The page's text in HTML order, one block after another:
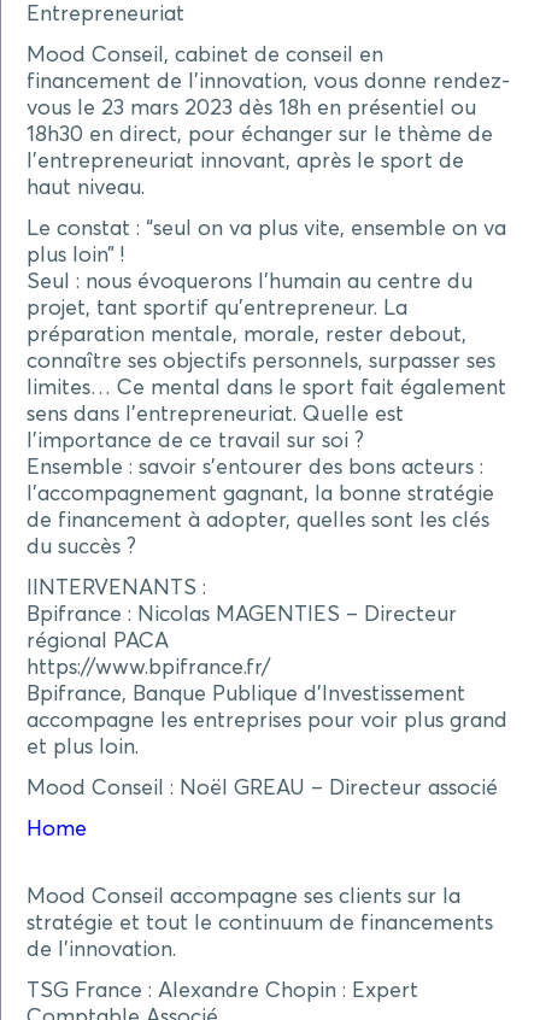
Entrepreneuriat
Mood Conseil, cabinet de conseil en
financement de l’innovation, vous donne rendez-
vous le 23 mars 2023 dès 18h en présentiel ou
18h30 en direct, pour échanger sur le thème de
l’entrepreneuriat innovant, après le sport de
haut niveau.
Le constat : “seul on va plus vite, ensemble on va
plus loin” !
Seul : nous évoquerons l’humain au centre du
projet, tant sportif qu’entrepreneur. La
préparation mentale, morale, rester debout,
connaître ses objectifs personnels, surpasser ses
limites… Ce mental dans le sport fait également
sens dans l’entrepreneuriat. Quelle est
l’importance de ce travail sur soi ?
Ensemble : savoir s’entourer des bons acteurs :
l’accompagnement gagnant, la bonne stratégie
de financement à adopter, quelles sont les clés
du succès ?
IINTERVENANTS :
Bpifrance : Nicolas MAGENTIES – Directeur
régional PACA
https://www.bpifrance.fr/
Bpifrance, Banque Publique d’Investissement
accompagne les entreprises pour voir plus grand
et plus loin.
Mood Conseil : Noël GREAU – Directeur associé
Home
Mood Conseil accompagne ses clients sur la
stratégie et tout le continuum de financements
de l’innovation.
TSG France : Alexandre Chopin : Expert